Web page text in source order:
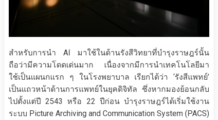
สำหรับการนำ AI มาใช้ในด้านรังสีวิทยาที่บำรุงราษฎร์นั้น
ถือว่ามีความโดดเด่นมาก เนื่องจากมีการนำเทคโนโลยีมา
ใช้เป็นแผนกแรก ๆ ในโรงพยาบาล เรียกได้ว่า ‘รังสีแพทย์’
เป็นแถวหน้าด้านการแพทย์ในยุคดิจิทัล ซึ่งหากมองย้อนกลับ
ไปตั้งแต่ปี 2543 หรือ 22 ปีก่อน บำรุงราษฎร์ได้เริ่มใช้งาน
ระบบ Picture Archiving and Communication System (PACS)